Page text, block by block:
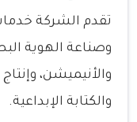
تقدم الشركة
وصناعة الهوية
والأنيميشن، وإنتاج
والكتابة الإبداعية.